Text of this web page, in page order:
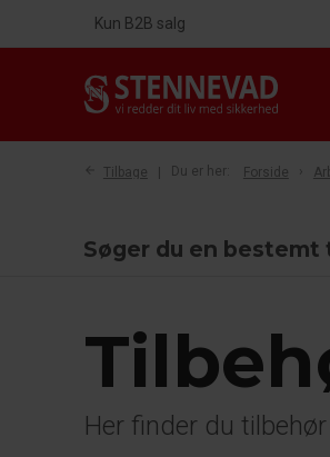
Kun B2B salg
Tilbage Du er her: Forside
Søger du en bestemt
Her finder du